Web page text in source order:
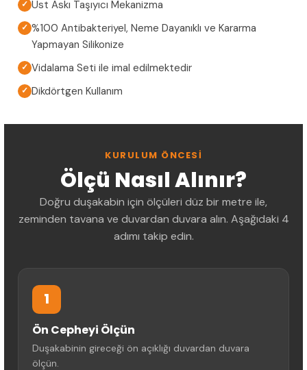
✓ Üst Askı Taşıyıcı Mekanizma
✓ %100 Antibakteriyel, Neme Dayanıklı ve Kararma
Yapmayan Silikonize
✓ Vidalama Seti ile imal edilmektedir
✓ Dikdörtgen Kullanım
KURULUM ÖNCESI
Ölçü Nasıl Alınır?
Doğru duşakabin için ölçüleri düz bir metre ile,
zeminden tavana ve duvardan duvara alın. Aşağıdaki 4
adımı takip edin.
1
Ön Cepheyi Ölçün
Duşakabinin gireceği ön açıklığı duvardan duvara
ölçün.